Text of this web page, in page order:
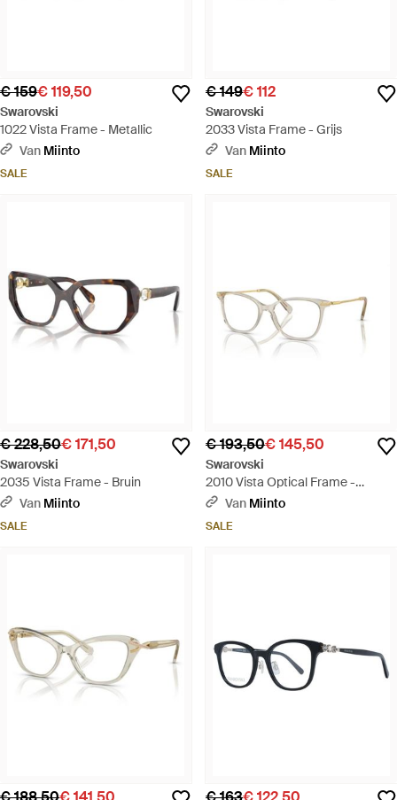
€ 159€ 119,50
Swarovski
1022 Vista Frame - Metallic
Van Miinto
SALE
€ 149€ 112
Swarovski
2033 Vista Frame - Grijs
Van Miinto
SALE
€ 228,50€ 171,50
Swarovski
2035 Vista Frame - Bruin
Van Miinto
SALE
€ 193,50€ 145,50
Swarovski
2010 Vista Optical Frame -
Metallic
Van Miinto
SALE